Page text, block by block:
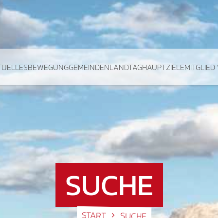
BEWEGUNGGEMEINDENLANDTAGHAUPTZIELE
SUCHE
START